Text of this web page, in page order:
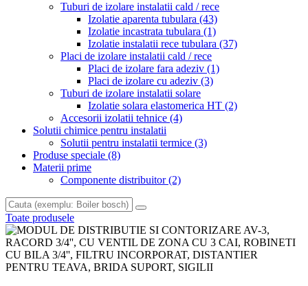
Tuburi de izolare instalatii cald / rece
Izolatie aparenta tubulara (43)
Izolatie incastrata tubulara (1)
Izolatie instalatii rece tubulara (37)
Placi de izolare instalatii cald / rece
Placi de izolare fara adeziv (1)
Placi de izolare cu adeziv (3)
Tuburi de izolare instalatii solare
Izolatie solara elastomerica HT (2)
Accesorii izolatii tehnice (4)
Solutii chimice pentru instalatii
Solutii pentru instalatii termice (3)
Produse speciale (8)
Materii prime
Componente distribuitor(2)
Toate produsele